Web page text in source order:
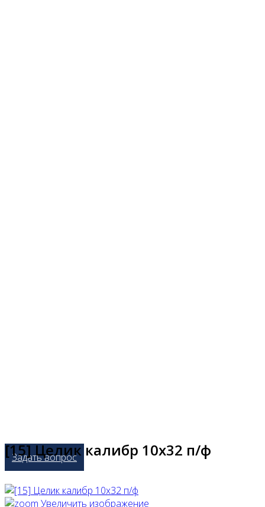
Задать вопрос
[15] Целик калибр 10х32 п/ф
Увеличить изображение